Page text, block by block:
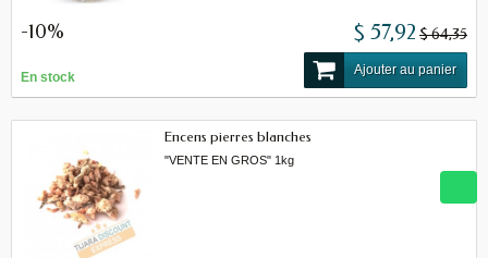
-10% $ 57,92 $ 64,35
En stock
Ajouter au panier
Encens pierres blanches
"VENTE EN GROS" 1kg